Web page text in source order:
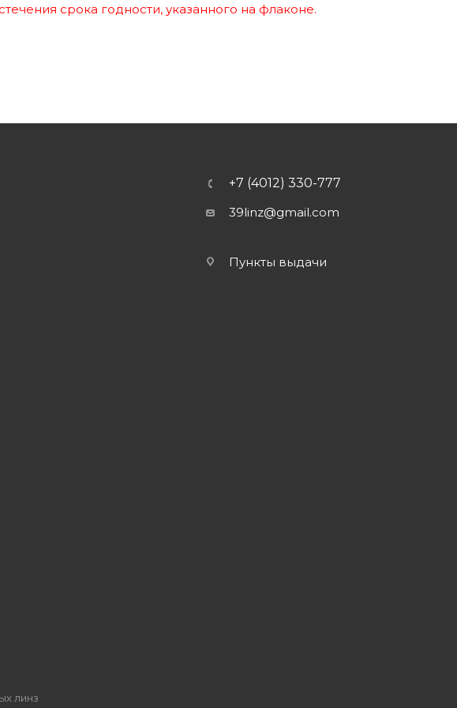
срока годности, указанного на флаконе.
+7 (4012) 330-777
39linz@gmail.com
Пункты выдачи
линз